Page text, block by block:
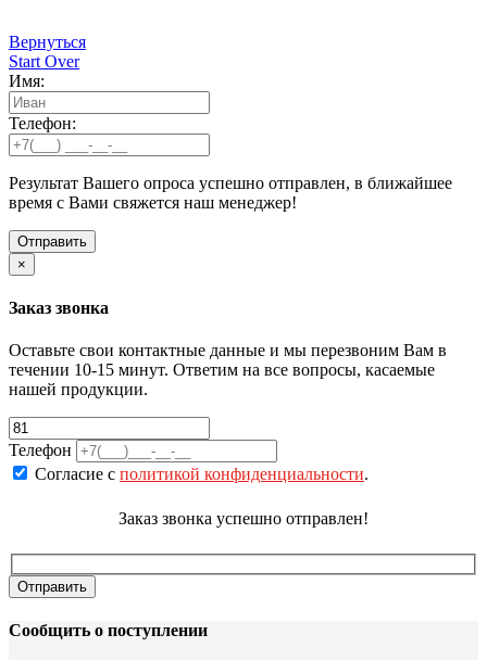
Вернуться
Start Over
Имя:
Телефон:
Результат Вашего опроса успешно отправлен, в ближайшее
время с Вами свяжется наш менеджер!
×
Заказ звонка
Оставьте свои контактные данные и мы перезвоним Вам в
течении 10-15 минут. Ответим на все вопросы, касаемые
нашей продукции.
Телефон
Согласие с политикой конфиденциальности.
Заказ звонка успешно отправлен!
Сообщить о поступлении